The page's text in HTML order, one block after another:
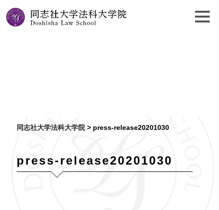
同志社大学法科大学院> press-release20201030
press-release20201030